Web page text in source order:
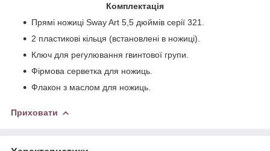
Комплектація
Прямі ножиці Sway Art 5,5 дюймів серії 321.
2 пластикові кільця (встановлені в ножиці).
Ключ для регулювання гвинтової групи.
Фірмова серветка для ножиць.
Флакон з маслом для ножиць.
Приховати